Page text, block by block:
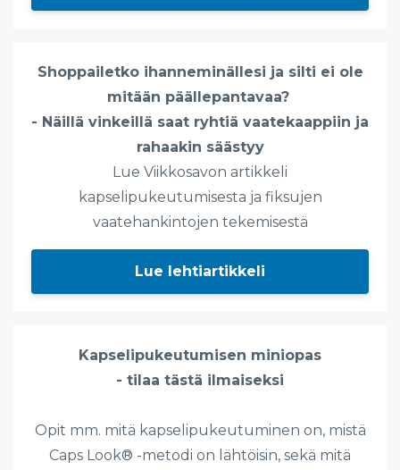
Shoppailetko ihanneminällesi ja silti ei ole
mitään päällepantavaa?
- Näillä vinkeillä saat ryhtiä vaatekaappiin ja
rahaakin säästyy
Lue Viikkosavon artikkeli
kapselipukeutumisesta ja fiksujen
vaatehankintojen tekemisestä
Lue lehtiartikkeli
Kapselipukeutumisen miniopas
- tilaa tästä ilmaiseksi
Opit mm. mitä kapselipukeutuminen on, mistä
Caps Look® -metodi on lähtöisin, sekä mitä